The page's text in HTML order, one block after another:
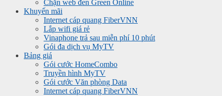
Chặn web đen Green Online
Khuyến mãi
Internet cáp quang FiberVNN
Lắp wifi giá rẻ
Vinaphone trả sau miễn phí 10 phút
Gói đa dịch vụ MyTV
Bảng giá
Gói cước HomeCombo
Truyền hình MyTV
Gói cước Văn phòng Data
Internet cáp quang FiberVNN